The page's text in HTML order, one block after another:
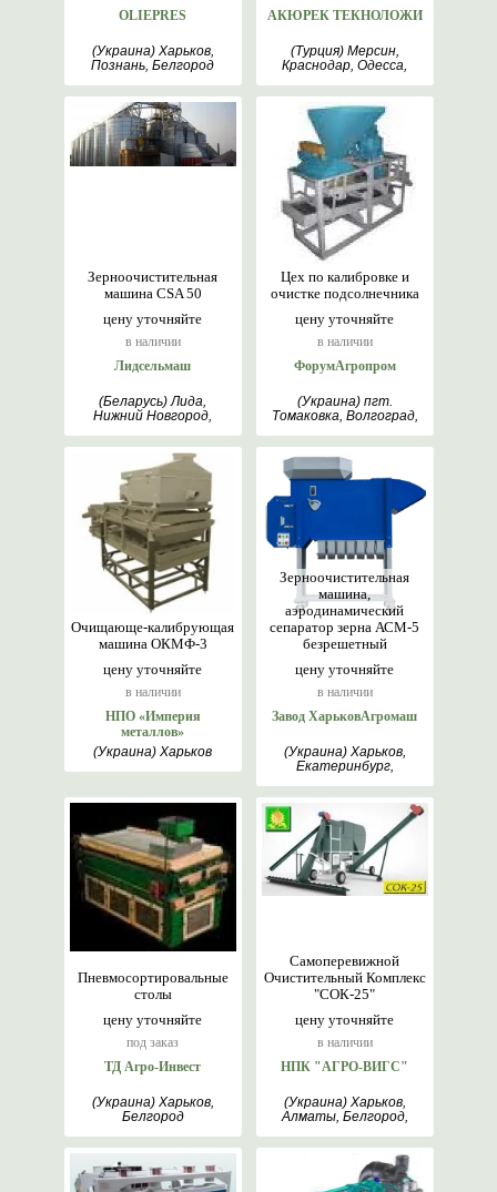
OLIEPRES
(Украина) Харьков,
Познань, Белгород
АКЮРЕК ТЕКНОЛОЖИ
(Турция) Мерсин,
Краснодар, Одесса,
цену уточняйте
в наличии
Зерноочистительная
машина CSA 50
Лидсельмаш
(Беларусь) Лида,
Нижний Новгород,
цену уточняйте
в наличии
Цех по калибровке и
очистке подсолнечника
ФорумАгропром
(Украина) пгт.
Томаковка, Волгоград,
Днепр
цену уточняйте
в наличии
Очищающе-калибрующая
машина ОКМФ-3
НПО «Империя
металлов»
(Украина) Харьков
цену уточняйте
в наличии
Зерноочистительная
машина,
аэродинамический
сепаратор зерна АСМ-5
безрешетный
Завод ХарьковАгромаш
(Украина) Харьков,
Екатеринбург,
цену уточняйте
под заказ
Пневмосортировальные
столы
ТД Агро-Инвест
(Украина) Харьков,
Белгород
цену уточняйте
в наличии
Самоперевижной
Очистительный Комплекс
"СОК-25"
НПК "АГРО-ВИГС"
(Украина) Харьков,
Алматы, Белгород,